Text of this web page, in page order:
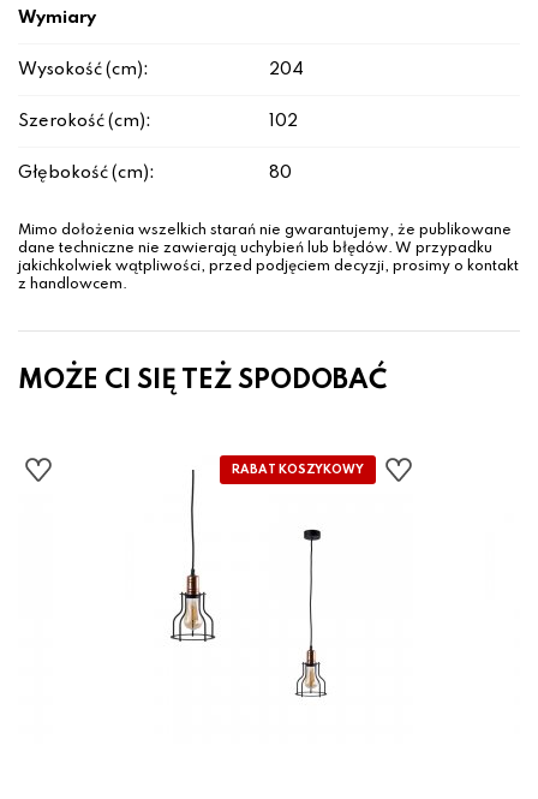
Wymiary
Wysokość (cm): 204
Szerokość (cm): 102
Głębokość (cm): 80
Mimo dołożenia wszelkich starań nie gwarantujemy, że publikowane
dane techniczne nie zawierają uchybień lub błędów. W przypadku
jakichkolwiek wątpliwości, przed podjęciem decyzji, prosimy o kontakt
z handlowcem.
MOŻE CI SIĘ TEŻ SPODOBAĆ